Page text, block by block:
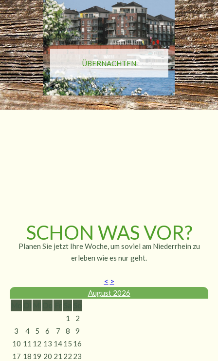
ÜBERNACHTEN
SCHON WAS VOR?
Planen Sie jetzt Ihre Woche, um soviel am Niederrhein zu
erleben wie es nur geht.
< >
August 2026
1
2
3
4 5 6 7 8
9
10 11 12 13 1415 16
17 18 19 20 21 22 23